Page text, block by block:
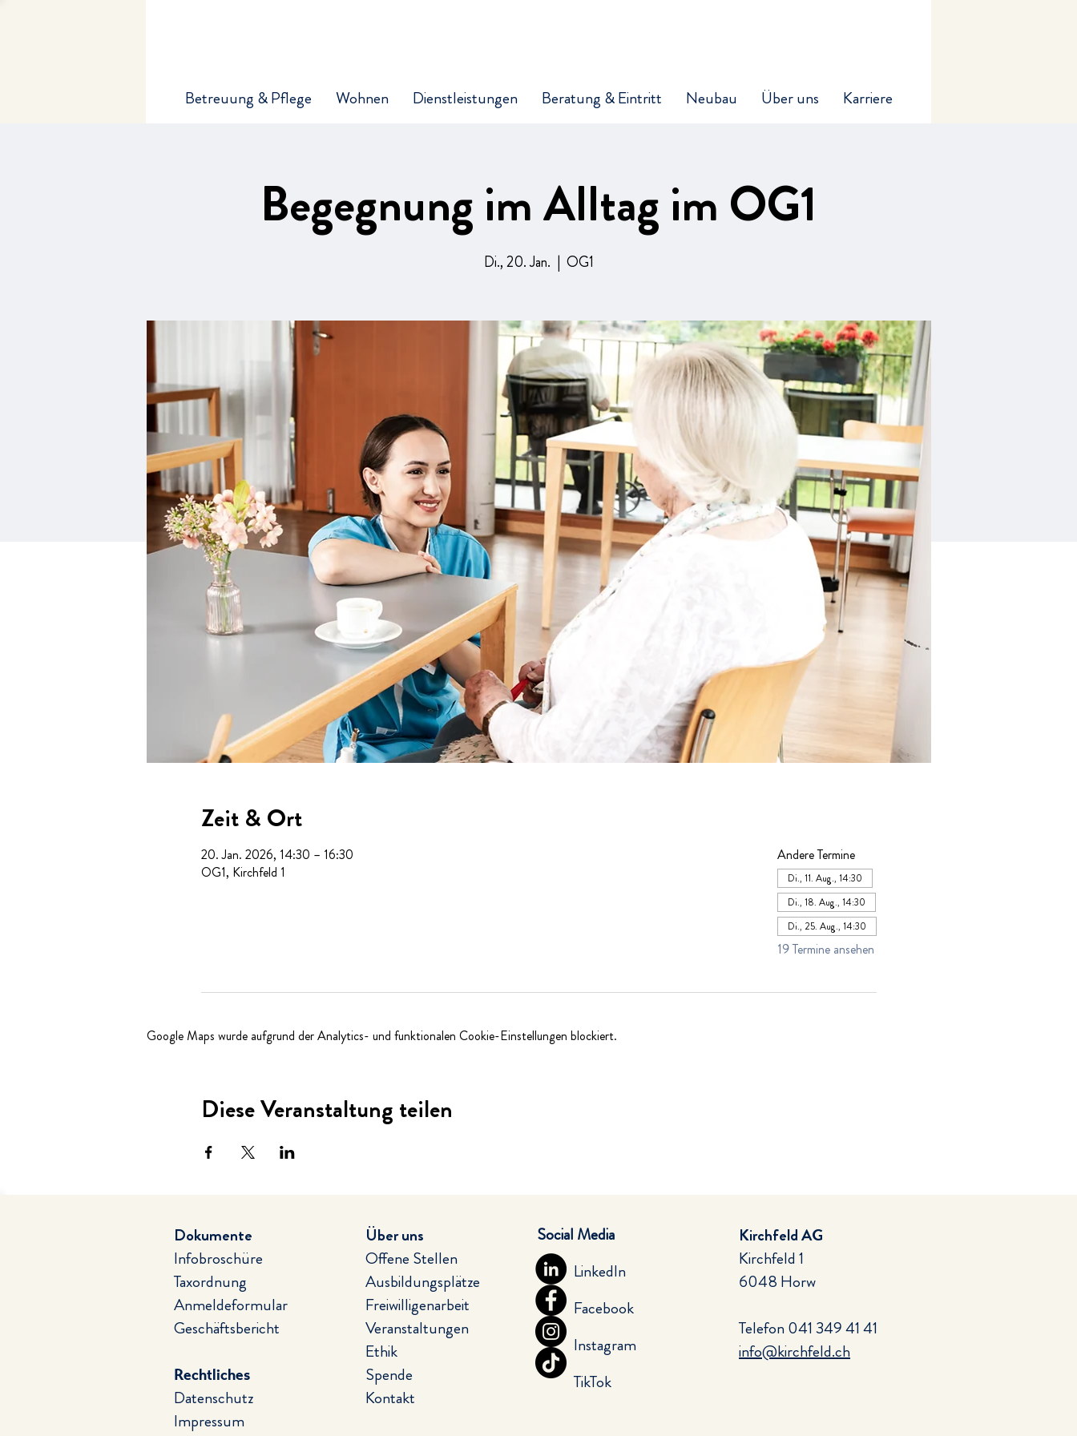
Betreuung & Pflege Wohnen Dienstleistungen Beratung & Eintritt Neubau Über uns Karriere
Begegnung im Alltag im OG1
Di., 20. Jan.
  |
OG1
Zeit & Ort
20. Jan. 2026, 14:30 – 16:30
OG1, Kirchfeld 1
Andere Termine
Di., 11. Aug., 14:30
Di., 18. Aug., 14:30
Di., 25. Aug., 14:30
19 Termine ansehen
Google Maps wurde aufgrund der Analytics- und funktionalen Cookie-Einstellungen blockiert.
Diese Veranstaltung teilen
Dokumente
Infobroschüre
Taxordnung
Anmeldeformular
Geschäftsbericht
Rechtliches
Datenschutz
Impressum
Über uns
Offene Stellen
Ausbildungsplätze
Freiwilligenarbeit
Veranstaltungen
Ethik
Spende
Kontakt
LinkedIn
Facebook
Instagram
TikTok
Social Media
Kirchfeld AG
Kirchfeld 1
6048 Horw
Telefon041 349 41 41
info@kirchfeld.ch